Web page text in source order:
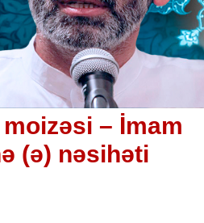
– İmam
(ə) nəsihəti